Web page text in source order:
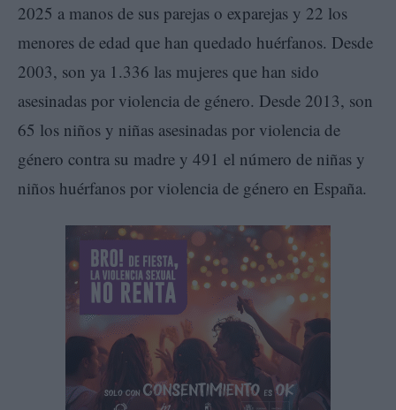
2025 a manos de sus parejas o exparejas y 22 los
menores de edad que han quedado huérfanos. Desde
2003, son ya 1.336 las mujeres que han sido
asesinadas por violencia de género. Desde 2013, son
65 los niños y niñas asesinadas por violencia de
género contra su madre y 491 el número de niñas y
niños huérfanos por violencia de género en España.